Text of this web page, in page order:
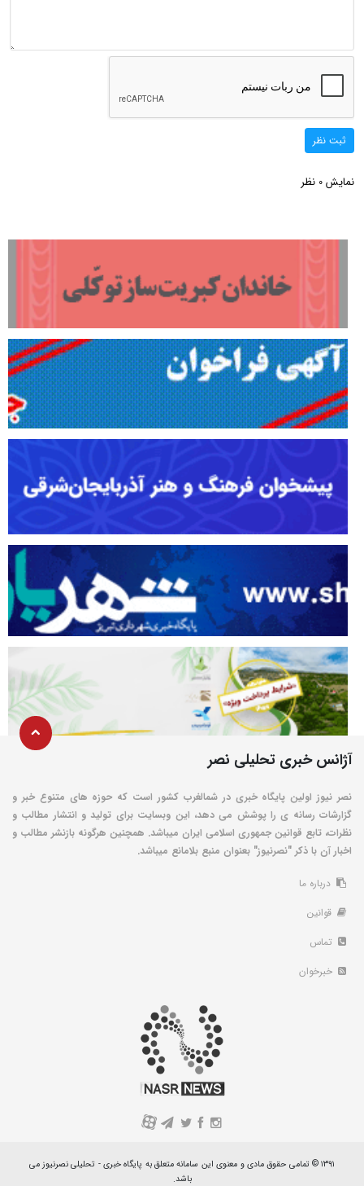
ثبت نظر
نمایش 0 نظر
آژانس خبری تحلیلی نصر
نصر نیوز اولین پایگاه خبری در شمالغرب کشور است که حوزه های متنوع خبر و
گزارشات رسانه ی را پوشش می دهد، این وبسایت برای تولید و انتشار مطالب و
نظرات، تابع قوانین جمهوری اسلامی ایران میباشد. همچنین هرگونه بازنشر مطالب و
اخبار آن با ذکر "نصرنیوز" بعنوان منبع بلامانع میباشد.
درباره ما
قوانین
تماس
خبرخوان
A
۱۳۹۱ © تمامی حقوق مادی و معنوی این سامانه متعلق به پایگاه خبری - تحلیلی نصرنیوز می
باشد.